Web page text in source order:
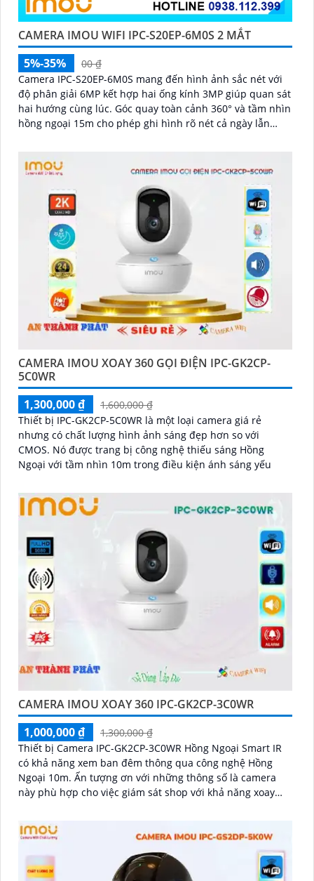
CAMERA IMOU WIFI IPC-S20EP-6M0S 2 MẮT
5%-35%
00 ₫
Camera IPC-S20EP-6M0S mang đến hình ảnh sắc nét với
độ phân giải 6MP kết hợp hai ống kính 3MP giúp quan sát
hai hướng cùng lúc. Góc quay toàn cảnh 360° và tầm nhìn
hồng ngoại 15m cho phép ghi hình rõ nét cả ngày lẫn
CAMERA IMOU XOAY 360 GỌI ĐIỆN IPC-GK2CP-
5C0WR
1,300,000 ₫
1,600,000 ₫
Thiết bị IPC-GK2CP-5C0WR là một loại camera giá rẻ
nhưng có chất lượng hình ảnh sáng đẹp hơn so với
CMOS. Nó được trang bị công nghệ thiếu sáng Hồng
Ngoại với tầm nhìn 10m trong điều kiện ánh sáng yếu
CAMERA IMOU XOAY 360 IPC-GK2CP-3C0WR
1,000,000 ₫
1,300,000 ₫
Thiết bị Camera IPC-GK2CP-3C0WR Hồng Ngoại Smart IR
có khả năng xem ban đêm thông qua công nghệ Hồng
Ngoại 10m. Ấn tượng ơn với những thông số là camera
này phù hợp cho việc giám sát shop với khả năng xoay